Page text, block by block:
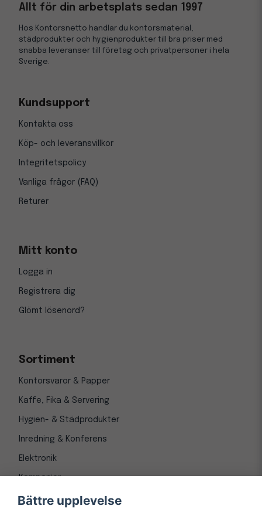
Allt för din arbetsplats sedan 1997
Hos Kontorsnetto handlar du kontorsmaterial,
städprodukter och hygienprodukter till bra priser med
snabba leveranser till företag och privatpersoner i hela
Sverige.
Kundsupport
Kontakta oss
Köp- och leveransvillkor
Integritetspolicy
Vanliga frågor (FAQ)
Returer
Mitt konto
Logga in
Registrera dig
Glömt lösenord?
Sortiment
Kontorsvaror & Papper
Kaffe, Fika & Servering
Hygien- & Städprodukter
Inredning & Konferens
Elektronik
Kampanjer
Bättre upplevelse